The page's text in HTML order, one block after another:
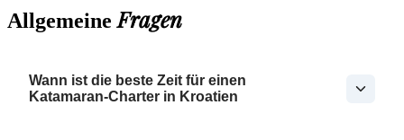
AllgemeineFragen
Wann ist die beste Zeit für einen
Katamaran-Charter in Kroatien